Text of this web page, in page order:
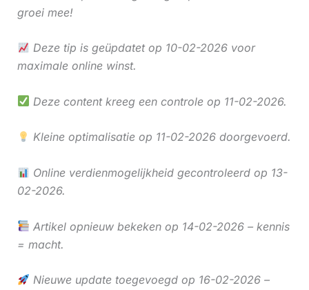
groei mee!
Deze tip is geüpdatet op 10-02-2026 voor
maximale online winst.
Deze content kreeg een controle op 11-02-2026.
Kleine optimalisatie op 11-02-2026 doorgevoerd.
Online verdienmogelijkheid gecontroleerd op 13-
02-2026.
Artikel opnieuw bekeken op 14-02-2026 – kennis
= macht.
Nieuwe update toegevoegd op 16-02-2026 –